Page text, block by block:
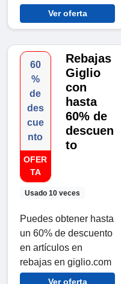
Ver oferta
60
%
de
des
cue
nto
OFER
TA
Usado 10 veces
Rebajas
Giglio
con
hasta
60% de
descuen
to
Puedes obtener hasta
un 60% de descuento
en artículos en
rebajas en giglio.com
Ver oferta